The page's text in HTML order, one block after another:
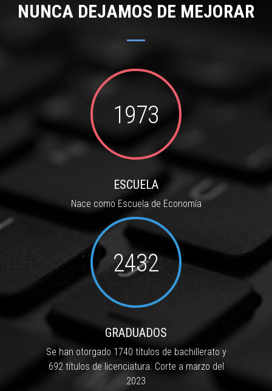
NUNCA DEJAMOS DE MEJORAR
1973
ESCUELA
Nace como Escuela de Economía
2432
GRADUADOS
Se han otorgado 1740 títulos de bachillerato y
692 títulos de licenciatura. Corte a marzo del
2023